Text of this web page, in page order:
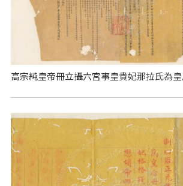
高宗純皇帝冊立攝六宮事皇貴妃那拉氏為